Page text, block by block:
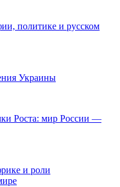
политике и русском
Украины
Роста: мир России —
и роли